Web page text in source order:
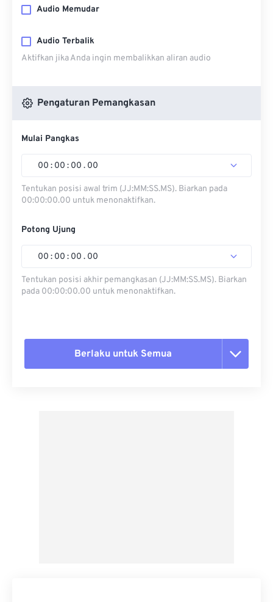
Audio Memudar
Audio Terbalik
Aktifkan jika Anda ingin membalikkan aliran audio
Pengaturan Pemangkasan
Mulai Pangkas
00 : 00 : 00 . 00
Tentukan posisi awal trim (JJ:MM:SS.MS). Biarkan pada
00:00:00.00 untuk menonaktifkan.
Potong Ujung
00 : 00 : 00 . 00
Tentukan posisi akhir pemangkasan (JJ:MM:SS.MS). Biarkan
pada 00:00:00.00 untuk menonaktifkan.
Berlaku untuk Semua